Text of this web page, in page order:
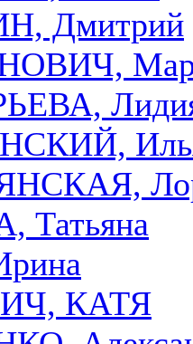
Дмитрий
Татьяна
КАТЯ